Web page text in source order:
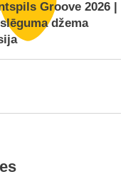
Groove 2026 |
džema